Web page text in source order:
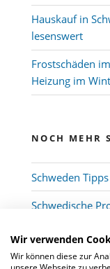
Hauskauf in
lesenswert
Frostschäden
Heizung im
NOCH MEHR
Schweden
Schwedische
Wir verwenden
Wir können diese zur